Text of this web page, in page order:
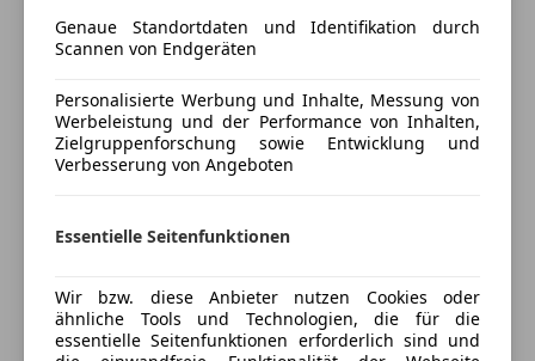
Bordcomputer
MP3
Radio
USB
ABS
Abstandswarner
Airbag hinten
Alarmanlage
(Privacyverglasung)
Serienausstattung:
Airbag Beifahrerseite abschaltbar
Airbag Fahrer-/Beifahrerseite
Anhänger-Stabilisierungs-Programm
Antriebsart: Allradantrieb
Farbdisplay (Radio/CD-Player)
Automatisches Bremsen Differential (ABD)
Mehr anzeigen
Preisbewertung
Mehr anzeigen
Versicherung
Kfz-Versicherung
Versicherungsschutz an Ihre Bedürfnisse
Genaue Standortdaten und Identifikation durch
Scannen von Endgeräten
Personalisierte Werbung und Inhalte, Messung von
Werbeleistung und der Performance von Inhalten,
Zielgruppenforschung sowie Entwicklung und
Verbesserung von Angeboten
Essentielle Seitenfunktionen
Wir bzw. diese Anbieter nutzen Cookies oder
ähnliche Tools und Technologien, die für die
essentielle Seitenfunktionen erforderlich sind und